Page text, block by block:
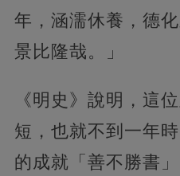
年，涵濡休養，德
景比隆哉。」
《明史》說明，這
短， 也就不到一年
的成就「善不勝書